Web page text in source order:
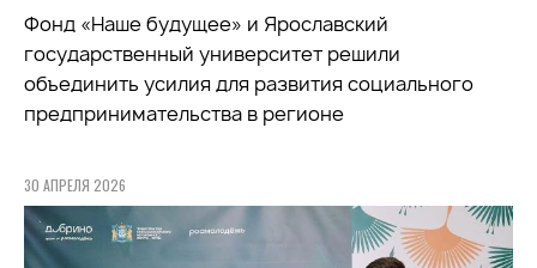
Фонд «Наше будущее» и Ярославский
государственный университет решили
объединить усилия для развития социального
предпринимательства в регионе
30 АПРЕЛЯ 2026